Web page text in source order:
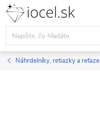
Prejsť
obsah
Náhrdelníky, retiazky a reťaze